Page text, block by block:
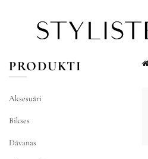
PRODUKTI
Aksesuāri
Bikses
Dāvanas